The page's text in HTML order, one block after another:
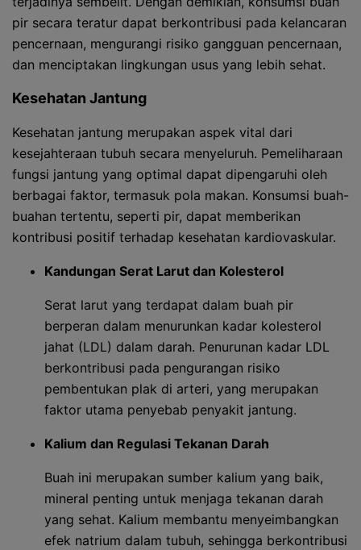
pir secara teratur dapat berkontribusi pada kelancaran
pencernaan, mengurangi risiko gangguan pencernaan,
dan menciptakan lingkungan usus yang lebih sehat.
Kesehatan Jantung
Kesehatan jantung merupakan aspek vital dari
kesejahteraan tubuh secara menyeluruh. Pemeliharaan
fungsi jantung yang optimal dapat dipengaruhi oleh
berbagai faktor, termasuk pola makan. Konsumsi buah-
buahan tertentu, seperti pir, dapat memberikan
kontribusi positif terhadap kesehatan kardiovaskular.
Kandungan Serat Larut dan Kolesterol
Serat larut yang terdapat dalam buah pir
berperan dalam menurunkan kadar kolesterol
jahat (LDL) dalam darah. Penurunan kadar LDL
berkontribusi pada pengurangan risiko
pembentukan plak di arteri, yang merupakan
faktor utama penyebab penyakit jantung.
Kalium dan Regulasi Tekanan Darah
Buah ini merupakan sumber kalium yang baik,
mineral penting untuk menjaga tekanan darah
yang sehat. Kalium membantu menyeimbangkan
efek natrium dalam tubuh, sehingga berkontribusi